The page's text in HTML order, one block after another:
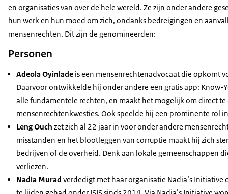
en organisaties van over de hele wereld. Ze zijn onder andere
hun werk en hun moed om zich, ondanks bedreigingen en
mensenrechten. Dit zijn de genomineerden:
Personen
Adeola Oyinlade is een mensenrechtenadvocaat die opkomt
Daarvoor ontwikkelde hij onder andere een gratis app:
alle fundamentele rechten, en maakt het mogelijk om direct
mensenrechtenkwesties. Ook speelde hij een prominente rol
Leng Ouch zet zich al 22 jaar in voor onder andere
misstanden en het blootleggen van corruptie maakt hij zich
bedrijven of de overheid. Denk aan lokale gemeenschappen
verliezen.
Nadia Murad verdedigt met haar organisatie Nadia’s Initiative